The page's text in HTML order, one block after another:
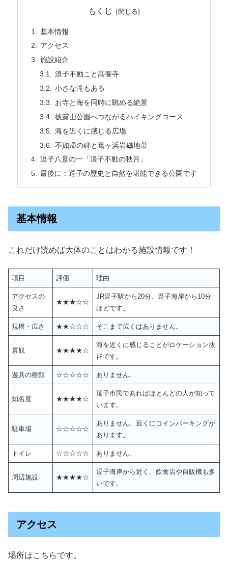
もくじ
基本情報
アクセス
施設紹介
浪子不動こと高養寺
小さな滝もある
お寺と海を同時に眺める絶景
披露山公園へつながるハイキングコース
海を近くに感じる広場
不如帰の碑と葛ヶ浜岩礁地帯
逗子八景の一「浪子不動の秋月」
最後に：逗子の歴史と自然を堪能できる公園です
基本情報
これだけ読めば大体のことはわかる施設情報です！
項目 評価 理由
アクセスの
良さ
★★★☆☆
JR逗子駅から20分、逗子海岸から10分
ほどです。
規模・広さ ★★☆☆☆ そこまで広くはありません。
景観 ★★★★☆
海を近くに感じることがロケーション抜
群です。
遊具の種類 ☆☆☆☆☆ ありません。
知名度 ★★★★☆
逗子市民であればほとんどの人が知って
います。
駐車場 ☆☆☆☆☆
ありません。近くにコインパーキングが
あります。
トイレ ☆☆☆☆☆ ありません。
周辺施設 ★★★★☆
逗子海岸から近く、飲食店や自販機も多
いです。
アクセス
場所はこちらです。